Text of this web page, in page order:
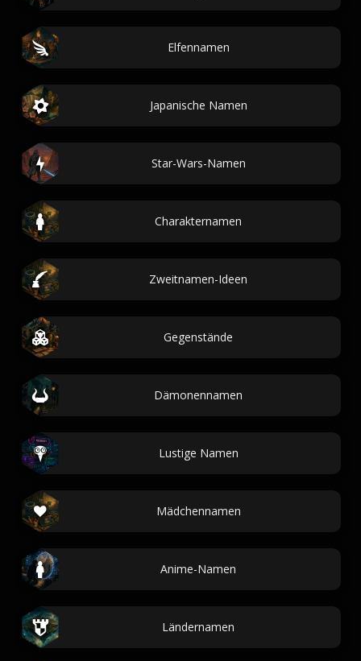
Elfennamen
Japanische Namen
Star-Wars-Namen
Charakternamen
Zweitnamen-Ideen
Gegenstände
Dämonennamen
Lustige Namen
Mädchennamen
Anime-Namen
Ländernamen